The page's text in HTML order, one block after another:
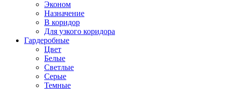
Эконом
Назначение
В коридор
Для узкого коридора
Гардеробные
Цвет
Белые
Светлые
Серые
Темные